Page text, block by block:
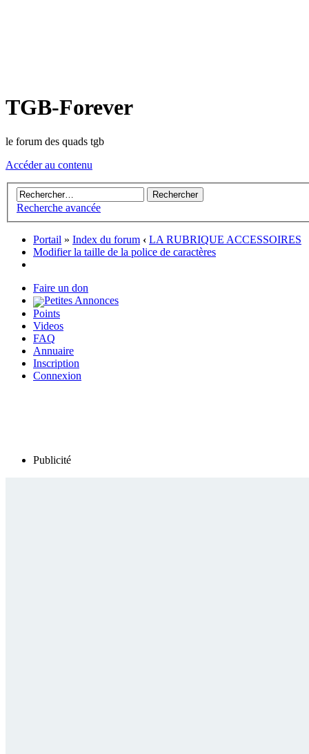
TGB-Forever
le forum des quads tgb
Accéder au contenu
Recherche avancée
Portail » Index du forum ‹ LA RUBRIQUE ACCESSOIRES
Modifier la taille de la police de caractères
Faire un don
Petites Annonces
Points
Videos
FAQ
Annuaire
Inscription
Connexion
Publicité